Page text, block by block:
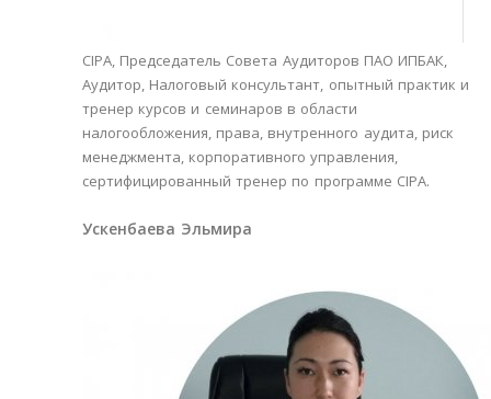
CIPA, Председатель Совета Аудиторов ПАО ИПБАК,
Аудитор, Налоговый консультант, опытный практик и
тренер курсов и семинаров в области
налогообложения, права, внутренного аудита, риск
менеджмента, корпоративного управления,
сертифицированный тренер по программе CIPA.
Ускенбаева Эльмира